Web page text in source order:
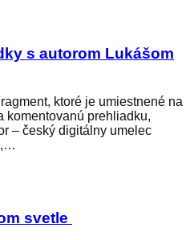
s autorom Lukášom
ktoré je umiestnené na
komentovanú prehliadku,
– český digitálny umelec
svetle